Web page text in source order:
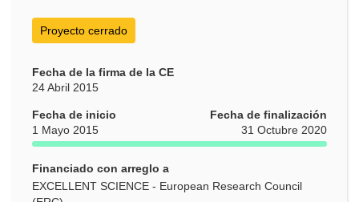
Proyecto cerrado
Fecha de la firma de la CE
24 Abril 2015
Fecha de inicio
1 Mayo 2015
Fecha de finalización
31 Octubre 2020
Financiado con arreglo a
EXCELLENT SCIENCE - European Research Council